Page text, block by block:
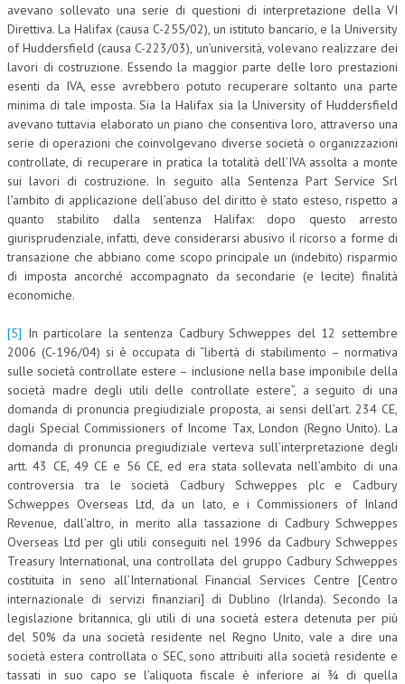
avevano sollevato una serie di questioni di interpretazione della VI
Direttiva. La Halifax (causa C-255/02), un istituto bancario, e la University
of Huddersfield (causa C-223/03), un’università, volevano realizzare dei
lavori di costruzione. Essendo la maggior parte delle loro prestazioni
esenti da IVA, esse avrebbero potuto recuperare soltanto una parte
minima di tale imposta. Sia la Halifax sia la University of Huddersfield
avevano tuttavia elaborato un piano che consentiva loro, attraverso una
serie di operazioni che coinvolgevano diverse società o organizzazioni
controllate, di recuperare in pratica la totalità dell’IVA assolta a monte
sui lavori di costruzione. In seguito alla Sentenza Part Service Srl
l’ambito di applicazione dell’abuso del diritto è stato esteso, rispetto a
quanto stabilito dalla sentenza Halifax: dopo questo arresto
giurisprudenziale, infatti, deve considerarsi abusivo il ricorso a forme di
transazione che abbiano come scopo principale un (indebito) risparmio
di imposta ancorché accompagnato da secondarie (e lecite) finalità
economiche.
[5] In particolare la sentenza Cadbury Schweppes del 12 settembre
2006 (C-196/04) si è occupata di “libertà di stabilimento – normativa
sulle società controllate estere – inclusione nella base imponibile della
società madre degli utili delle controllate estere”, a seguito di una
domanda di pronuncia pregiudiziale proposta, ai sensi dell’art. 234 CE,
dagli Special Commissioners of Income Tax, London (Regno Unito). La
domanda di pronuncia pregiudiziale verteva sull’interpretazione degli
artt. 43 CE, 49 CE e 56 CE, ed era stata sollevata nell’ambito di una
controversia tra le società Cadbury Schweppes plc e Cadbury
Schweppes Overseas Ltd, da un lato, e i Commissioners of Inland
Revenue, dall’altro, in merito alla tassazione di Cadbury Schweppes
Overseas Ltd per gli utili conseguiti nel 1996 da Cadbury Schweppes
Treasury International, una controllata del gruppo Cadbury Schweppes
costituita in seno all’International Financial Services Centre [Centro
internazionale di servizi finanziari] di Dublino (Irlanda). Secondo la
legislazione britannica, gli utili di una società estera detenuta per più
del 50% da una società residente nel Regno Unito, vale a dire una
società estera controllata o SEC, sono attribuiti alla società residente e
tassati in suo capo se l’aliquota fiscale è inferiore ai ¾ di quella